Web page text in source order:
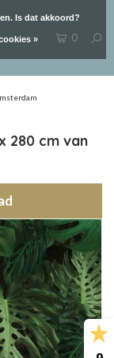
0
280 cm van
Is dat akkoord?
»